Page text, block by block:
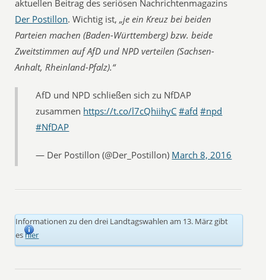
aktuellen Beitrag des seriösen Nachrichtenmagazins
Der Postillon. Wichtig ist,„je ein Kreuz bei beiden
Parteien machen (Baden-Württemberg) bzw. beide
Zweitstimmen auf AfD und NPD verteilen (Sachsen-
Anhalt, Rheinland-Pfalz).“
AfD und NPD schließen sich zu NfDAP
zusammen https://t.co/l7cQhiihyC #afd #npd
#NfDAP
— Der Postillon (@Der_Postillon) March 8, 2016
Informationen zu den drei Landtagswahlen am 13. März gibt
eshier